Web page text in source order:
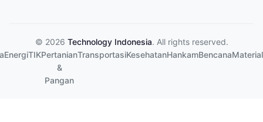
© 2026 Technology Indonesia. All rights reserved.
EnergiTIKPertanian
&
Pangan
TransportasiKesehatanHankamBencanaMaterial